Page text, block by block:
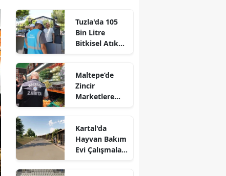
Tuzla'da 105
Bin Litre
Bitkisel Atık
Maltepe’de
Zincir
Marketlere
Kartal'da
Hayvan Bakım
Evi Çalışmaları